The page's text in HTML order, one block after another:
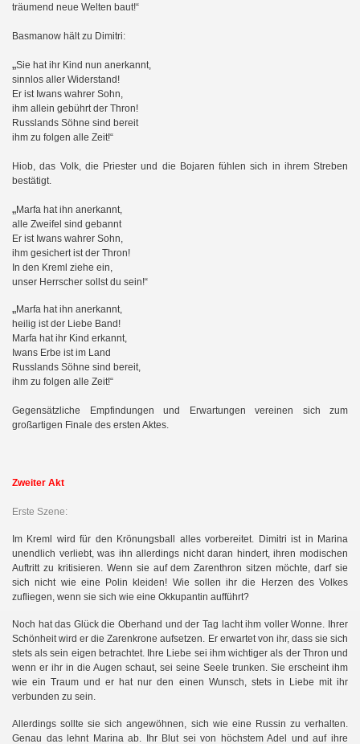
träumend neue Welten baut!“
Basmanow hält zu Dimitri:
„Sie hat ihr Kind nun anerkannt,
sinnlos aller Widerstand!
Er ist Iwans wahrer Sohn,
ihm allein gebührt der Thron!
Russlands Söhne sind bereit
ihm zu folgen alle Zeit!“
Hiob, das Volk, die Priester und die Bojaren fühlen sich in ihrem Streben
bestätigt.
„Marfa hat ihn anerkannt,
alle Zweifel sind gebannt
Er ist Iwans wahrer Sohn,
ihm gesichert ist der Thron!
In den Kreml ziehe ein,
unser Herrscher sollst du sein!“
„Marfa hat ihn anerkannt,
heilig ist der Liebe Band!
Marfa hat ihr Kind erkannt,
Iwans Erbe ist im Land
Russlands Söhne sind bereit,
ihm zu folgen alle Zeit!“
Gegensätzliche Empfindungen und Erwartungen vereinen sich zum
großartigen Finale des ersten Aktes.
Zweiter Akt
Erste Szene:
Im Kreml wird für den Krönungsball alles vorbereitet. Dimitri ist in Marina
unendlich verliebt, was ihn allerdings nicht daran hindert, ihren modischen
Auftritt zu kritisieren. Wenn sie auf dem Zarenthron sitzen möchte, darf sie
sich nicht wie eine Polin kleiden! Wie sollen ihr die Herzen des Volkes
zufliegen, wenn sie sich wie eine Okkupantin aufführt?
Noch hat das Glück die Oberhand und der Tag lacht ihm voller Wonne. Ihrer
Schönheit wird er die Zarenkrone aufsetzen. Er erwartet von ihr, dass sie sich
stets als sein eigen betrachtet. Ihre Liebe sei ihm wichtiger als der Thron und
wenn er ihr in die Augen schaut, sei seine Seele trunken. Sie erscheint ihm
wie ein Traum und er hat nur den einen Wunsch, stets in Liebe mit ihr
verbunden zu sein.
Allerdings sollte sie sich angewöhnen, sich wie eine Russin zu verhalten.
Genau das lehnt Marina ab. Ihr Blut sei von höchstem Adel und auf ihre